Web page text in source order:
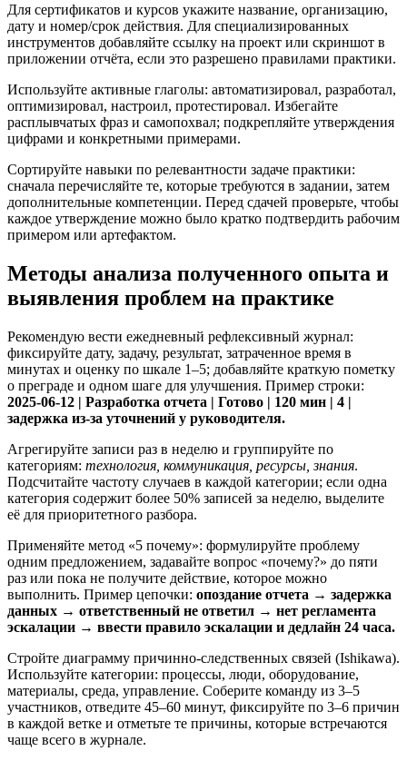
Для сертификатов и курсов укажите название, организацию,
дату и номер/срок действия. Для специализированных
инструментов добавляйте ссылку на проект или скриншот в
приложении отчёта, если это разрешено правилами практики.
Используйте активные глаголы: автоматизировал, разработал,
оптимизировал, настроил, протестировал. Избегайте
расплывчатых фраз и самопохвал; подкрепляйте утверждения
цифрами и конкретными примерами.
Сортируйте навыки по релевантности задаче практики:
сначала перечисляйте те, которые требуются в задании, затем
дополнительные компетенции. Перед сдачей проверьте, чтобы
каждое утверждение можно было кратко подтвердить рабочим
примером или артефактом.
Методы анализа полученного опыта и
выявления проблем на практике
Рекомендую вести ежедневный рефлексивный журнал:
фиксируйте дату, задачу, результат, затраченное время в
минутах и оценку по шкале 1–5; добавляйте краткую пометку
о преграде и одном шаге для улучшения. Пример строки:
2025-06-12 | Разработка отчета | Готово | 120 мин | 4 |
задержка из-за уточнений у руководителя.
Агрегируйте записи раз в неделю и группируйте по
категориям: технология, коммуникация, ресурсы, знания.
Подсчитайте частоту случаев в каждой категории; если одна
категория содержит более 50% записей за неделю, выделите
её для приоритетного разбора.
Применяйте метод «5 почему»: формулируйте проблему
одним предложением, задавайте вопрос «почему?» до пяти
раз или пока не получите действие, которое можно
выполнить. Пример цепочки: опоздание отчета → задержка
данных → ответственный не ответил → нет регламента
эскалации → ввести правило эскалации и дедлайн 24 часа.
Стройте диаграмму причинно-следственных связей (Ishikawa).
Используйте категории: процессы, люди, оборудование,
материалы, среда, управление. Соберите команду из 3–5
участников, отведите 45–60 минут, фиксируйте по 3–6 причин
в каждой ветке и отметьте те причины, которые встречаются
чаще всего в журнале.